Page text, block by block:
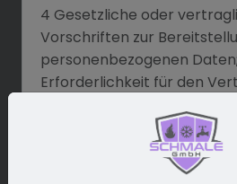
4 Gesetzliche oder
Vorschriften zur
personenbezogenen Daten;
Erforderlichkeit für den
personenbezogenen Daten
bereitzustellen; mögliche
Nichtbereitstellung